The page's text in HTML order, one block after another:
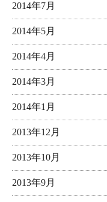
2014年7月
2014年5月
2014年4月
2014年3月
2014年1月
2013年12月
2013年10月
2013年9月